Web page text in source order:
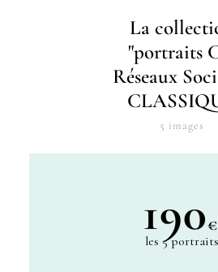
La
"portraits
Réseaux
5 images
190€
les 5 portraits